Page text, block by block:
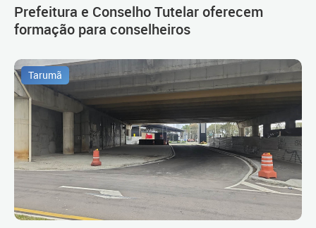
Prefeitura e Conselho Tutelar oferecem
formação para conselheiros
Tarumã